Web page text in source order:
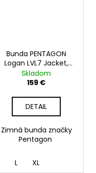
Bunda PENTAGON
Logan LVL7 Jacket,
čiarna
Skladom
159 €
DETAIL
Zimná bunda značky
Pentagon
L XL